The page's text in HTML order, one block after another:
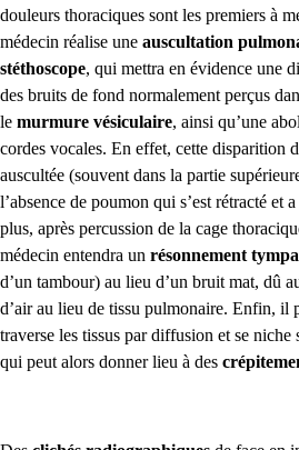
douleurs thoraciques sont les premiers à
médecin réalise une auscultation
stéthoscope, qui mettra en évidence une
des bruits de fond normalement perçus
le murmure vésiculaire, ainsi qu’une
cordes vocales. En effet, cette disparition
auscultée (souvent dans la partie
l’absence de poumon qui s’est rétracté et
plus, après percussion de la cage
médecin entendra un résonnement
d’un tambour) au lieu d’un bruit mat, dû
d’air au lieu de tissu pulmonaire. Enfin, il
traverse les tissus par diffusion et se niche
qui peut alors donner lieu à des